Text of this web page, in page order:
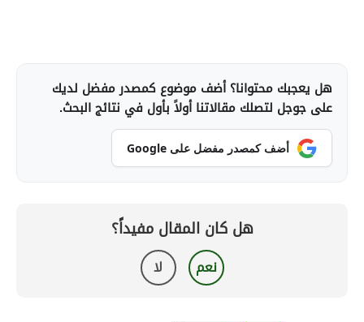
هل يعجبك محتوانا؟ أضف موضوع كمصدر مفضل لديك
على جوجل لتصلك مقالاتنا أولاً بأول في نتائج البحث.
أضف كمصدر مفضل على Google
هل كان المقال مفيداً؟
نعم لا